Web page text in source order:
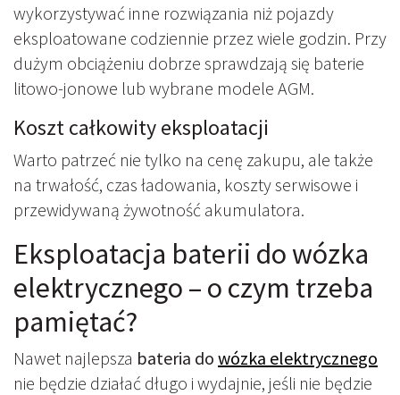
wykorzystywać inne rozwiązania niż pojazdy
eksploatowane codziennie przez wiele godzin. Przy
dużym obciążeniu dobrze sprawdzają się baterie
litowo-jonowe lub wybrane modele AGM.
Koszt całkowity eksploatacji
Warto patrzeć nie tylko na cenę zakupu, ale także
na trwałość, czas ładowania, koszty serwisowe i
przewidywaną żywotność akumulatora.
Eksploatacja baterii do wózka
elektrycznego – o czym trzeba
pamiętać?
Nawet najlepsza bateria do wózka elektrycznego
nie będzie działać długo i wydajnie, jeśli nie będzie